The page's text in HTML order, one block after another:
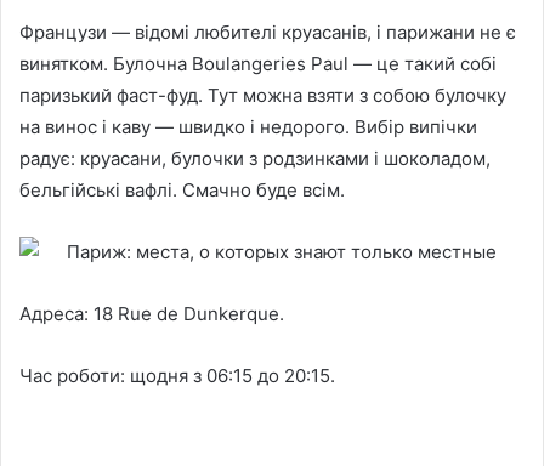
Французи — відомі любителі круасанів, і парижани не є
винятком. Булочна Boulangeries Paul — це такий собі
паризький фаст-фуд. Тут можна взяти з собою булочку
на винос і каву — швидко і недорого. Вибір випічки
радує: круасани, булочки з родзинками і шоколадом,
бельгійські вафлі. Смачно буде всім.
Адреса: 18 Rue de Dunkerque.
Час роботи: щодня з 06:15 до 20:15.